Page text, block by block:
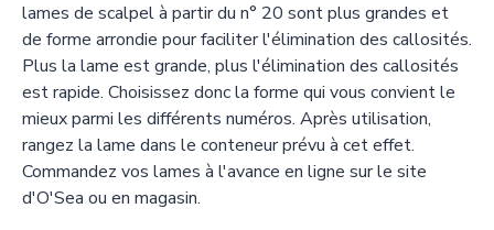
lames de scalpel à partir du n° 20 sont plus grandes et
de forme arrondie pour faciliter l'élimination des callosités.
Plus la lame est grande, plus l'élimination des callosités
est rapide. Choisissez donc la forme qui vous convient le
mieux parmi les différents numéros. Après utilisation,
rangez la lame dans le conteneur prévu à cet effet.
Commandez vos lames à l'avance en ligne sur le site
d'O'Sea ou en magasin.